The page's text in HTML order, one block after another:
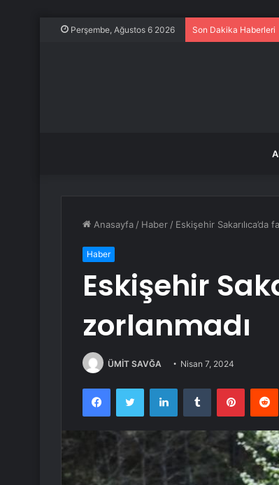
Perşembe, Ağustos 6 2026 Son Dakika Haberleri
Anasayfa / Haber / Eskişehir Sakarılıca’da
Haber
Eskişehir
zorlanmadı
ÜMİT SAVĞA Nisan 7, 2024
FacebookTwitter LinkedInTumblr Pinterest